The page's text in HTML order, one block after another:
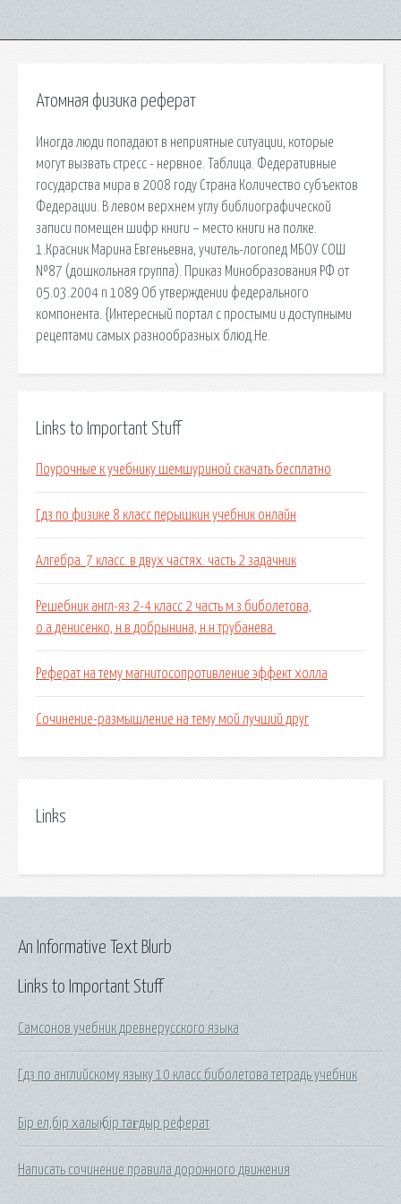
Атомная физика реферат
Иногда люди попадают в неприятные ситуации, которые
могут вызвать стресс - нервное. Таблица. Федеративные
государства мира в 2008 году Страна Количество субъектов
Федерации. В левом верхнем углу библиографической
записи помещен шифр книги – место книги на полке.
1.Красник Марина Евгеньевна, учитель-логопед МБОУ СОШ
№87 (дошкольная группа). Приказ Минобразования РФ от
05.03.2004 n 1089 Об утверждении федерального
компонента. {Интересный портал с простыми и доступными
рецептами самых разнообразных блюд.Не.
Links to Important Stuff
Поурочные к учебнику шемшуриной скачать бесплатно
Гдз по физике 8 класс перышкин учебник онлайн
Алгебра. 7 класс. в двух частях. часть 2 задачник
Решебник англ-яз 2-4 класс 2 часть м.з.биболетова,
о.а.денисенко, н.в.добрынина, н.н.трубанева.
Реферат на тему магнитосопротивление эффект холла
Сочинение-размышление на тему мой лучший друг
Links
Links to Important Stuff
Самсонов учебник древнерусского языка
Гдз по английскому языку 10 класс биболетова тетрадь учебник
Бір ел,бір халық,бір тағдыр реферат
Написать сочинение правила дорожного движения
An Informative Text Blurb